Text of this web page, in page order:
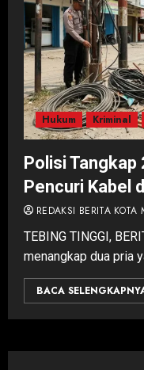
Hukum Kriminal
Polisi Tangkap
Pencuri Kabel
REDAKSI BERITA KOTA
TEBING TINGGI,
menangkap dua pria
BACA